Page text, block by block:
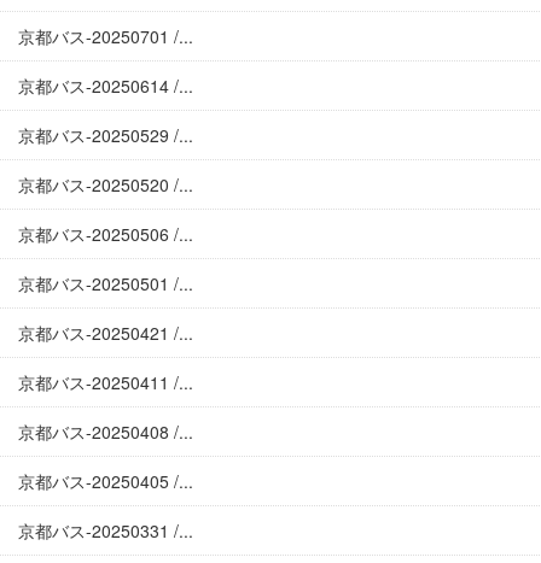
京都バス-20250701 /...
京都バス-20250614 /...
京都バス-20250529 /...
京都バス-20250520 /...
京都バス-20250506 /...
京都バス-20250501 /...
京都バス-20250421 /...
京都バス-20250411 /...
京都バス-20250408 /...
京都バス-20250405 /...
京都バス-20250331 /...